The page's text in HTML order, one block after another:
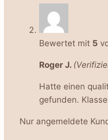
Bewertet mit 5
Roger J.
Hatte einen
gefunden.
Nur angemeldete